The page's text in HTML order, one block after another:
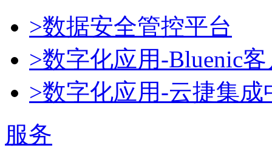
>数据安全管控平台
>数字化应用-Bluenic
>数字化应用-云捷集成
服务